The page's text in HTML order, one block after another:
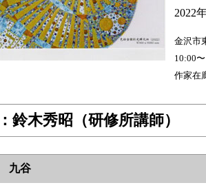
2022
金沢市
10:00
作家在
鈴木秀昭（研修所講師）
九谷